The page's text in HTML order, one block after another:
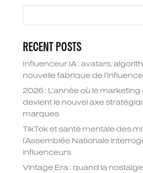
RECENT POSTS
Influenceur IA : avatars,
nouvelle fabrique de l’influence
2026 : L’année où le marketing
devient le nouvel axe
marques
TikTok et santé mentale des
l’Assemblée Nationale
influenceurs
Vintage Era : quand la